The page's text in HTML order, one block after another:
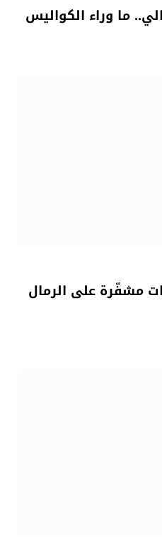
ما وراء الكواليس
مشفّرة على الرمال